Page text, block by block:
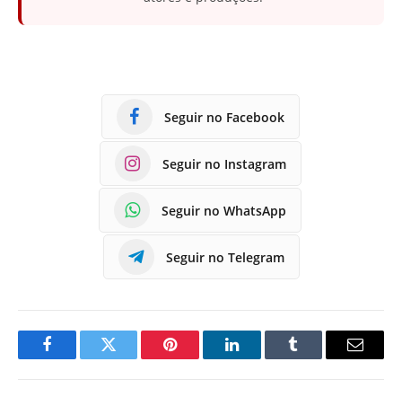
Seguir no Facebook
Seguir no Instagram
Seguir no WhatsApp
Seguir no Telegram
FacebookTwitter Pinterest LinkedInTumblr
E-